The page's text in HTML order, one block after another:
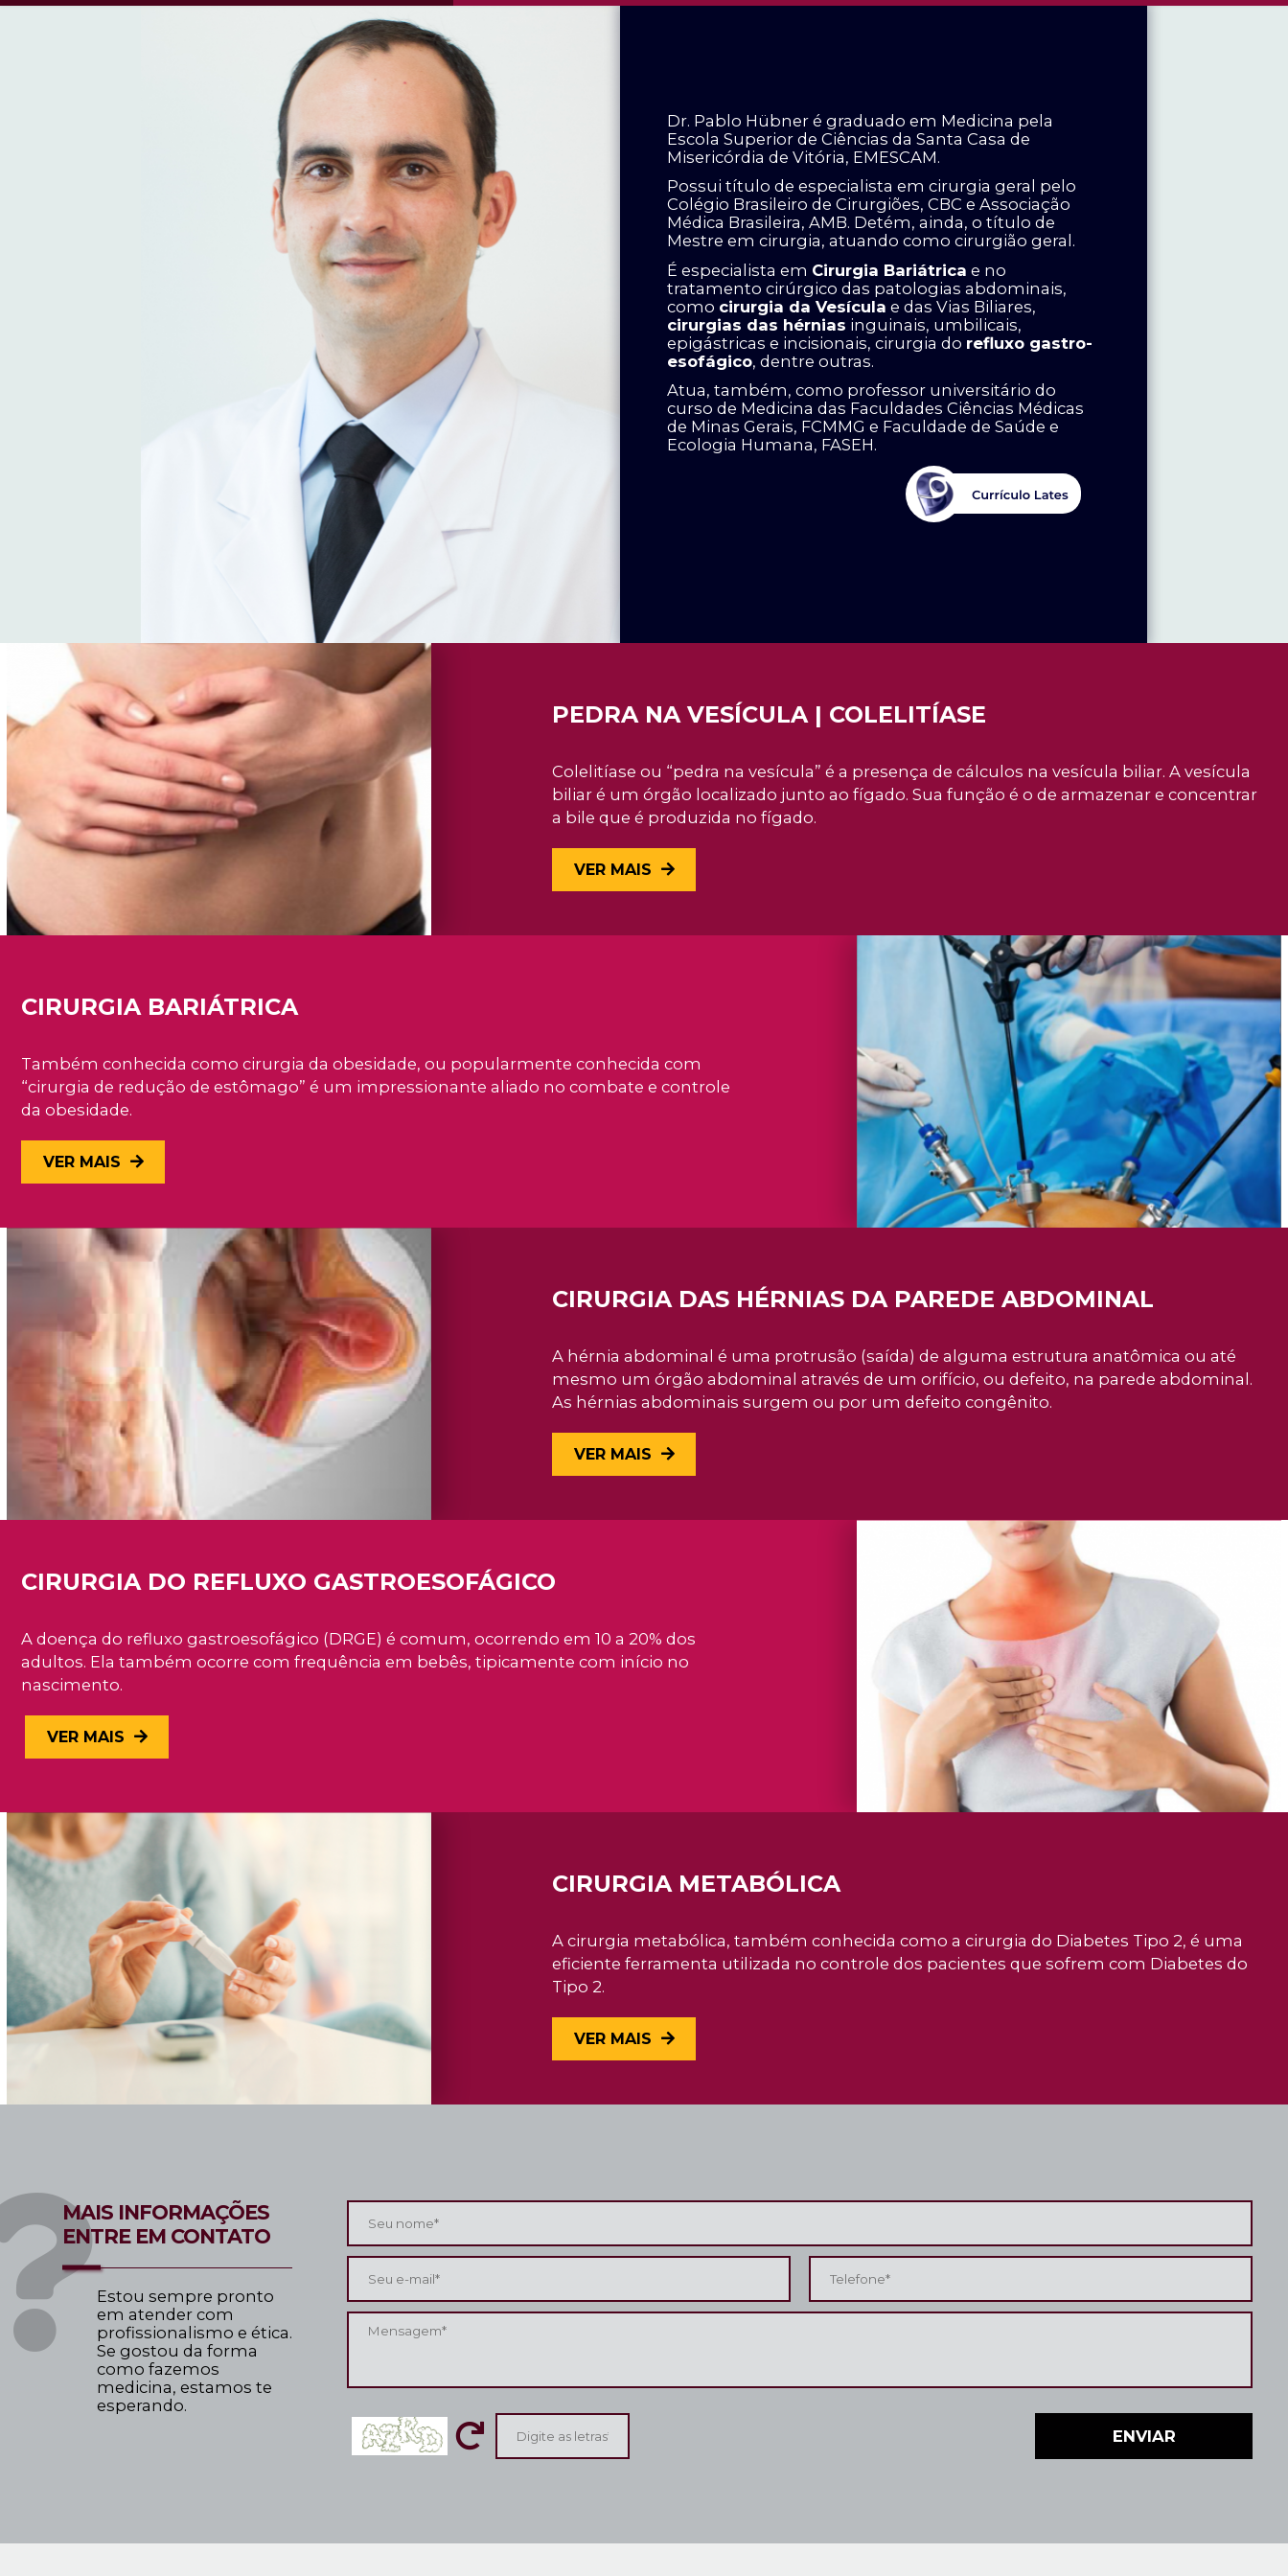
Dr. Pablo Hübner é graduado em Medicina pela
Escola Superior de Ciências da Santa Casa de
Misericórdia de Vitória, EMESCAM.
Possui título de especialista em cirurgia geral pelo
Colégio Brasileiro de Cirurgiões, CBC e Associação
Médica Brasileira, AMB. Detém, ainda, o título de
Mestre em cirurgia, atuando como cirurgião geral.
É especialista em Cirurgia Bariátrica e no
tratamento cirúrgico das patologias abdominais,
como cirurgia da Vesícula e das Vias Biliares,
cirurgias das hérnias inguinais, umbilicais,
epigástricas e incisionais, cirurgia do refluxo gastro-
esofágico, dentre outras.
Atua, também, como professor universitário do
curso de Medicina das Faculdades Ciências Médicas
de Minas Gerais, FCMMG e Faculdade de Saúde e
Ecologia Humana, FASEH.
PEDRA NA VESÍCULA | COLELITÍASE
Colelitíase ou “pedra na vesícula” é a presença de cálculos na vesícula biliar. A vesícula
biliar é um órgão localizado junto ao fígado. Sua função é o de armazenar e concentrar
a bile que é produzida no fígado.
VER MAIS
CIRURGIA BARIÁTRICA
Também conhecida como cirurgia da obesidade, ou popularmente conhecida com
“cirurgia de redução de estômago” é um impressionante aliado no combate e controle
da obesidade.
VER MAIS
CIRURGIA DAS HÉRNIAS DA PAREDE ABDOMINAL
A hérnia abdominal é uma protrusão (saída) de alguma estrutura anatômica ou até
mesmo um órgão abdominal através de um orifício, ou defeito, na parede abdominal.
As hérnias abdominais surgem ou por um defeito congênito.
VER MAIS
CIRURGIA DO REFLUXO GASTROESOFÁGICO
A doença do refluxo gastroesofágico (DRGE) é comum, ocorrendo em 10 a 20% dos
adultos. Ela também ocorre com frequência em bebês, tipicamente com início no
nascimento.
VER MAIS
CIRURGIA METABÓLICA
A cirurgia metabólica, também conhecida como a cirurgia do Diabetes Tipo 2, é uma
eficiente ferramenta utilizada no controle dos pacientes que sofrem com Diabetes do
Tipo 2.
VER MAIS
MAIS INFORMAÇÕES
ENTRE EM CONTATO
Estou sempre pronto
em atender com
profissionalismo e ética.
Se gostou da forma
como fazemos
medicina, estamos te
esperando.
ENVIAR